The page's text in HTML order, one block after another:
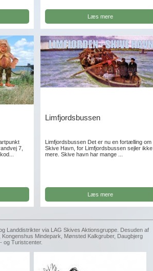
Læs mere
7,
Limfjordsbussen
Limfjordsbussen Det er nu en fortælling om
Skive Havn, for Limfjordsbussen sejler ikke
mere. Skive havn har mange ...
Læs mere
Landdistrikter via LAG Skives Aktionsgruppe. Desuden af
Mindepark, Mønsted Kalkgruber, Daugbjerg
og Turistcenter.